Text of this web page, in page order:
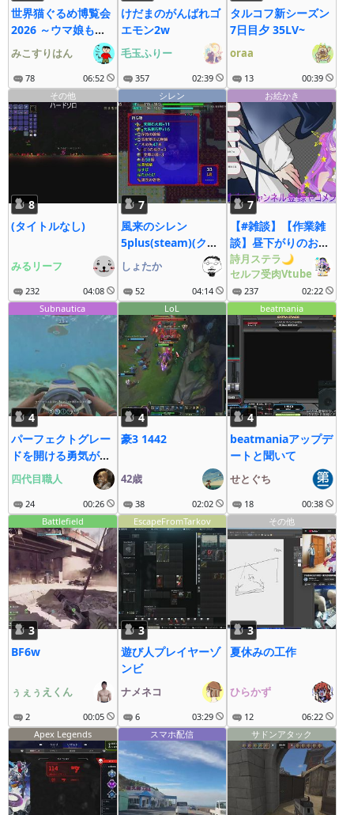
世界猫ぐるめ博覧会
2026 ～ウマ娘も大
疾走にゃ～
みこすりはん
78 06:52
けだまのがんばれゴ
エモン2w
毛玉ふりー
357 02:39
タルコフ新シーズン
7日目夕 35LV~
oraa
13
00:39
その他
8
(タイトルなし)
みるリーフ
232 04:08
シレン
7
風来のシレン
5plus(steam)(クリ
ア後) #2
しょたか
52 04:14
お絵かき
7
【#雑談】【作業雑
談】昼下がりのお絵
描き雑談！おそよう
言いにきてきて
♡【#詩月ステラ】
詩月ステラ🌙
セルフ受肉Vtube
237
02:22
Subnautica
4
パーフェクトグレー
ドを開ける勇気がな
いおっさん
四代目職人
24 00:26
LoL
4
豪3 1442
42歳
38 02:02
beatmania
4
beatmaniaアップデ
ートと聞いて
せとぐち
18
00:38
Battlefield
3
BF6w
ぅぇぅえくん
2 00:05
EscapeFromTarkov
3
遊び人プレイヤーゾ
ンビ
ナメネコ
6 03:29
その他
3
夏休みの工作
ひらかず
12
06:22
Apex Legends
スマホ配信 サドンアタック